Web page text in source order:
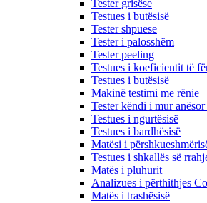
Tester grisëse
Testues i butësisë
Tester shpuese
Tester i palosshëm
Tester peeling
Testues i koeficientit të
Testues i butësisë
Makinë testimi me rënie
Tester këndi i mur
Testues i ngurtësisë
Testues i bardhësisë
Matësi i
Testues i shkallës së
Matës i pluhurit
Analizues i përthithjes
Matës i trashësisë